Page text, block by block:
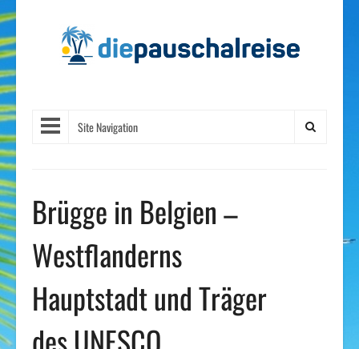
Site Navigation
Brügge in Belgien –
Westflanderns
Hauptstadt und Träger